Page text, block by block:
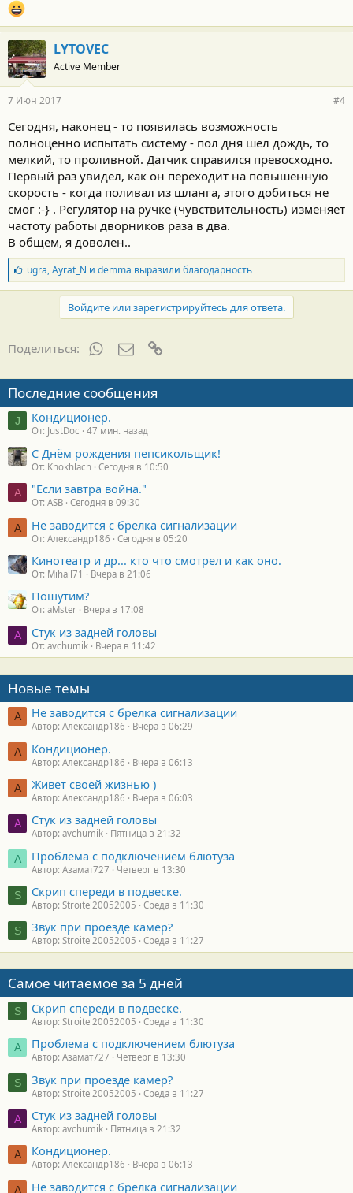
LYTOVEC
Active Member
7 Июн 2017 #4
Сегодня, наконец - то появилась возможность
полноценно испытать систему - пол дня шел дождь, то
мелкий, то проливной. Датчик справился превосходно.
Первый раз увидел, как он переходит на повышенную
скорость - когда поливал из шланга, этого добиться не
смог :-} . Регулятор на ручке (чувствительность) изменяет
частоту работы дворников раза в два.
В общем, я доволен..
Б
л
а
а
р
о
с
т
:
ugra,Ayrat_N и demma выразили благодарность
Войдите или зарегистрируйтесь для ответа.
Поделиться: WhatsAppЭлектронная почта
Последние сообщения
J Кондиционер.
От: JustDoc 47 мин. назад
С Днём рождения пепсикольщик!
От: Khokhlach Сегодня в 10:50
A "Если завтра война."
От: ASB Сегодня в 09:30
А Не заводится с брелка сигнализации
От: Александр186 Сегодня в 05:20
Кинотеатр и др... кто что смотрел и как оно.
От: Mihail71 Вчера в 21:06
Пошутим?
От: aMster Вчера в 17:08
A Стук из задней головы
От: avchumik Вчера в 11:42
Новые темы
А Не заводится с брелка сигнализации
Автор: Александр186 Вчера в 06:29
А Кондиционер.
Автор: Александр186 Вчера в 06:13
А Живет своей жизнью )
Автор: Александр186 Вчера в 06:03
A Стук из задней головы
Автор: avchumik Пятница в 21:32
А Проблема с подключением блютуза
Автор: Азамат727 Четверг в 13:30
S Скрип спереди в подвеске.
Автор: Stroitel20052005 Среда в 11:30
S Звук при проезде камер?
Автор: Stroitel20052005 Среда в 11:27
Самое читаемое за 5 дней
S Скрип спереди в подвеске.
Автор: Stroitel20052005 Среда в 11:30
А Проблема с подключением блютуза
Автор: Азамат727 Четверг в 13:30
S Звук при проезде камер?
Автор: Stroitel20052005 Среда в 11:27
A Стук из задней головы
Автор: avchumik Пятница в 21:32
А Кондиционер.
Автор: Александр186 Вчера в 06:13
А Не заводится с брелка сигнализации